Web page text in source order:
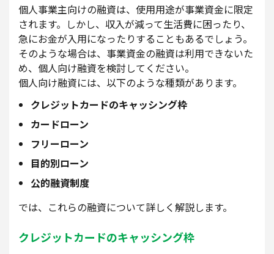
個人事業主向けの融資は、使用用途が事業資金に限定
されます。しかし、収入が減って生活費に困ったり、
急にお金が入用になったりすることもあるでしょう。
そのような場合は、事業資金の融資は利用できないた
め、個人向け融資を検討してください。
個人向け融資には、以下のような種類があります。
クレジットカードのキャッシング枠
カードローン
フリーローン
目的別ローン
公的融資制度
では、これらの融資について詳しく解説します。
クレジットカードのキャッシング枠